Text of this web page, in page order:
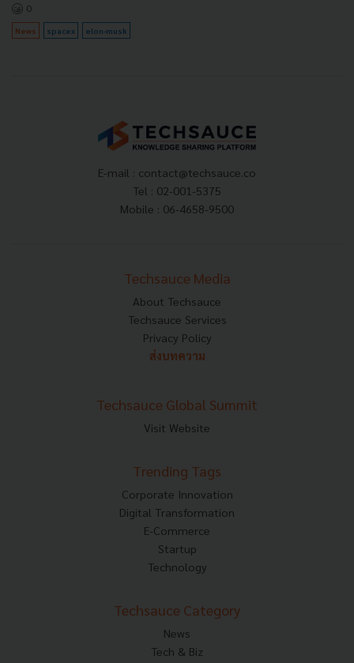
0
News spacex elon-musk
E-mail : contact@techsauce.co
Tel : 02-001-5375
Mobile : 06-4658-9500
Techsauce Media
About Techsauce
Techsauce Services
Privacy Policy
ส่งบทความ
Techsauce Global Summit
Visit Website
Trending Tags
Corporate Innovation
Digital Transformation
E-Commerce
Startup
Technology
Techsauce Category
News
Tech & Biz